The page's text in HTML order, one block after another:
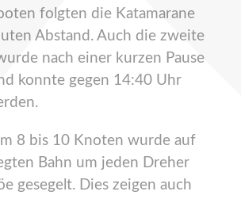
folgten die Katamarane
Abstand. Auch die zweite
nach einer kurzen Pause
konnte gegen 14:40 Uhr
8 bis 10 Knoten wurde auf
Bahn um jeden Dreher
gesegelt. Dies zeigen auch